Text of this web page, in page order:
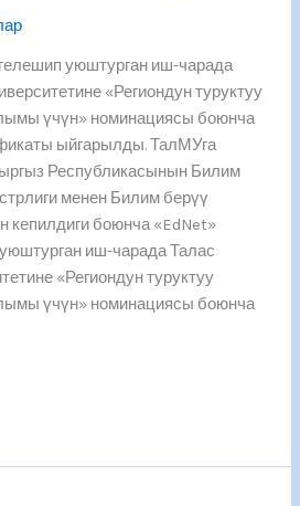
уюштурган иш-чарада
«Региондун туруктуу
үчүн» номинациясы боюнча
ыйгарылды. ТалМУга
Республикасынын Билим
менен Билим берүү
кепилдиги боюнча «EdNet»
иш-чарада Талас
«Региондун туруктуу
үчүн» номинациясы боюнча